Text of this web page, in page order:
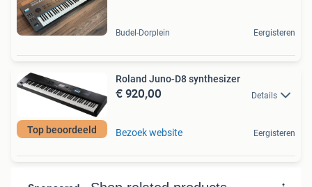
Budel-Dorplein Eergisteren
Top beoordeeld
Roland Juno-D8 synthesizer
€ 920,00 Details
Bezoek website Eergisteren